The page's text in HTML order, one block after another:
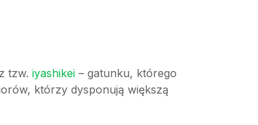
tzw. iyashikei – gatunku, którego
którzy dysponują większą